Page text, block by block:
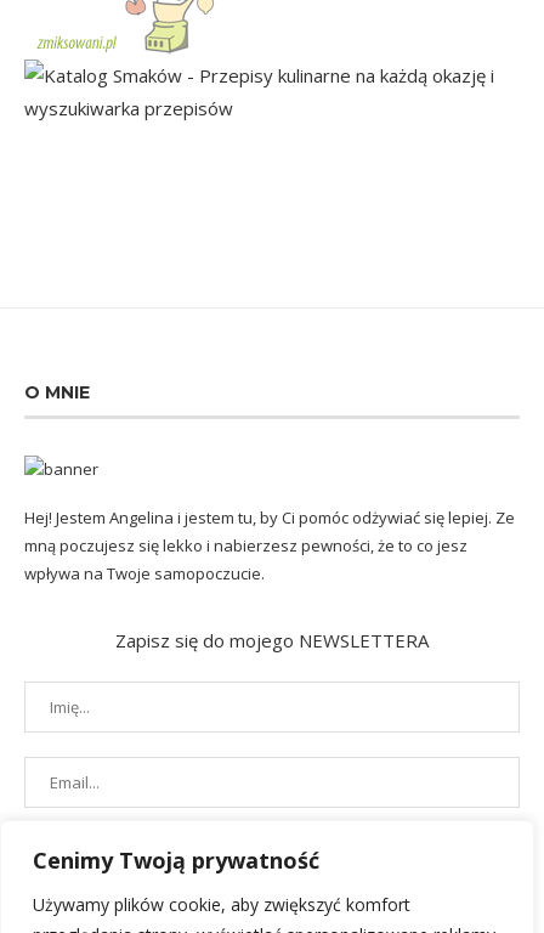
Cenimy Twoją prywatność
Używamy plików cookie, aby zwiększyć komfort
O MNIE
Hej! Jestem Angelina i jestem tu, by Ci pomóc odżywiać się lepiej. Ze
mną poczujesz się lekko i nabierzesz pewności, że to co jesz
wpływa na Twoje samopoczucie.
Zapisz się do mojego NEWSLETTERA